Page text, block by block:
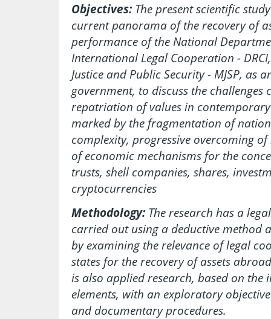
Objectives: The present scientific
current panorama of the recovery of
performance of the National
International Legal Cooperation -
Justice and Public Security - MJSP,
government, to discuss the challenges
repatriation of values in
marked by the fragmentation of
complexity, progressive overcoming
of economic mechanisms for the
trusts, shell companies, shares,
cryptocurrencies
Methodology: The research has a
carried out using a deductive method
by examining the relevance of legal
states for the recovery of assets
is also applied research, based on the
elements, with an exploratory
and documentary procedures.